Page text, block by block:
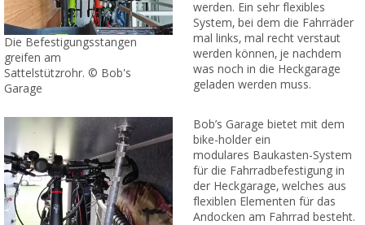
Die Befestigungsstangen
greifen am
Sattelstützrohr. © Bob's
Garage
werden. Ein sehr flexibles
System, bei dem die Fahrräder
mal links, mal recht verstaut
werden können, je nachdem
was noch in die Heckgarage
geladen werden muss.
Bob’s Garage bietet mit dem
bike-holder ein
modulares Baukasten-System
für die Fahrradbefestigung in
der Heckgarage, welches aus
flexiblen Elementen für das
Andocken am Fahrrad besteht.